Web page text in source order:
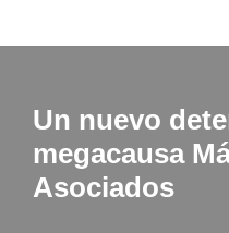
contenido
Un nuevo
megacausa
Asociados